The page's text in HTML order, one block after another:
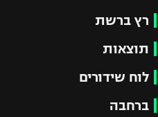
רץ ברשת
תוצאות
לוח שידורים
ברחבה